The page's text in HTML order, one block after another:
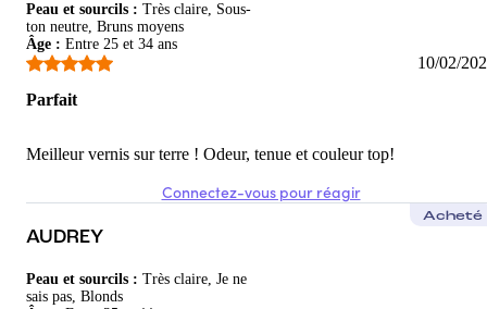
Peau et sourcils : Très claire, Sous-
ton neutre, Bruns moyens
Âge : Entre 25 et 34 ans
10/02/
Parfait
Meilleur vernis sur terre ! Odeur, tenue et couleur top!
Connectez-vous pour réagir
AUDREY
Peau et sourcils : Très claire, Je ne
sais pas, Blonds
Acheté